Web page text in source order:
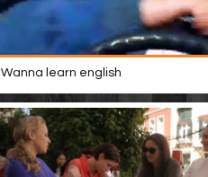
Wanna learn english